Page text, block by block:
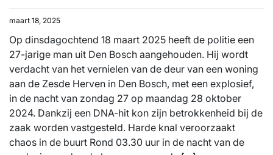
maart 18, 2025
Op dinsdagochtend 18 maart 2025 heeft de politie een
27-jarige man uit Den Bosch aangehouden. Hij wordt
verdacht van het vernielen van de deur van een woning
aan de Zesde Herven in Den Bosch, met een explosief,
in de nacht van zondag 27 op maandag 28 oktober
2024. Dankzij een DNA-hit kon zijn betrokkenheid bij de
zaak worden vastgesteld. Harde knal veroorzaakt
chaos in de buurt Rond 03.30 uur in de nacht van de